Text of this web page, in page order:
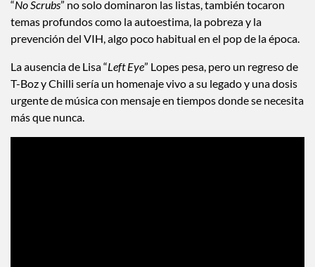
“No Scrubs” no solo dominaron las listas, también tocaron
temas profundos como la autoestima, la pobreza y la
prevención del VIH, algo poco habitual en el pop de la época.
La ausencia de Lisa “Left Eye” Lopes pesa, pero un regreso de
T-Boz y Chilli sería un homenaje vivo a su legado y una dosis
urgente de música con mensaje en tiempos donde se necesita
más que nunca.